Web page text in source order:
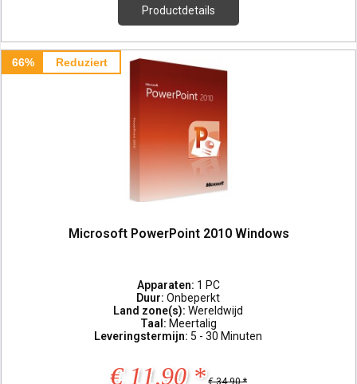
Productdetails
66% Reduziert
Microsoft PowerPoint 2010 Windows
Apparaten: 1 PC
Duur:Onbeperkt
Land zone(s):Wereldwijd
Taal: Meertalig
Leveringstermijn: 5 - 30 Minuten
€ 11,90 * € 34,90 *